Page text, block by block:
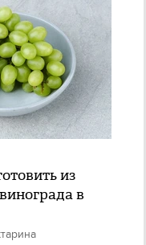
из
в